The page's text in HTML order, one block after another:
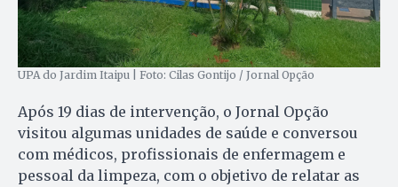
UPA do Jardim Itaipu | Foto: Cilas Gontijo / Jornal Opção
Após 19 dias de intervenção, o Jornal Opção
visitou algumas unidades de saúde e conversou
com médicos, profissionais de enfermagem e
pessoal da limpeza, com o objetivo de relatar as